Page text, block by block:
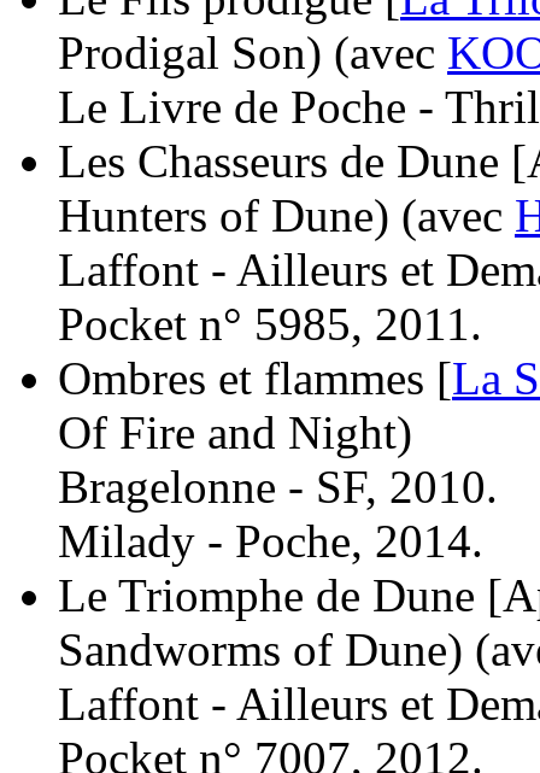
Prodigal Son) (avec
Le Livre de Poche -
Les Chasseurs de Dune
Hunters of Dune) (avec
Laffont - Ailleurs et
Pocket n° 5985, 2011.
Ombres et flammes [La
Of Fire and Night)
Bragelonne - SF, 2010.
Milady - Poche, 2014.
Le Triomphe de Dune
Sandworms of Dune)
Laffont - Ailleurs et
Pocket n° 7007, 2012.